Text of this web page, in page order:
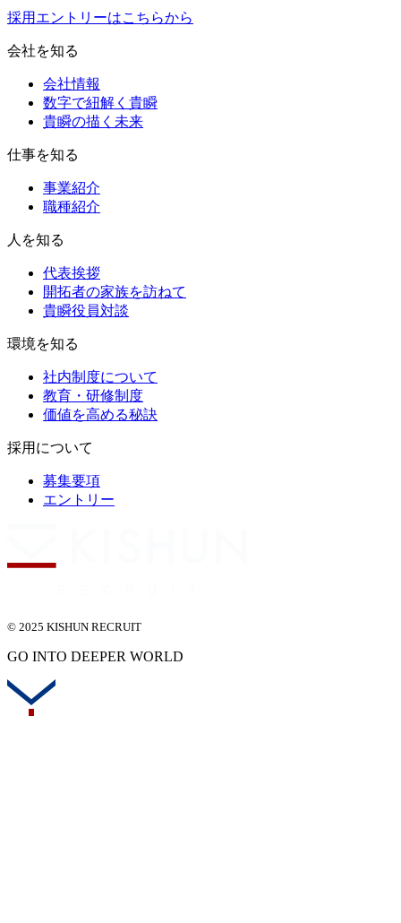
採用エントリーはこちらから
会社を知る
会社情報
数字で紐解く貴瞬
貴瞬の描く未来
仕事を知る
事業紹介
職種紹介
人を知る
代表挨拶
開拓者の家族を訪ねて
貴瞬役員対談
環境を知る
社内制度について
教育・研修制度
価値を高める秘訣
採用について
募集要項
エントリー
© 2025 KISHUN RECRUIT
GO INTO DEEPER WORLD